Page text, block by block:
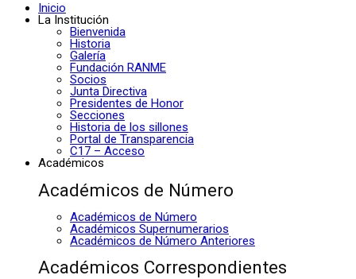
Inicio
La Institución
Bienvenida
Historia
Galería
Fundación RANME
Socios
Junta Directiva
Presidentes de Honor
Secciones
Historia de los sillones
Portal de Transparencia
C17 – Acceso
Académicos
Académicos de Número
Académicos de Número
Académicos Supernumerarios
Académicos de Número Anteriores
Académicos Correspondientes